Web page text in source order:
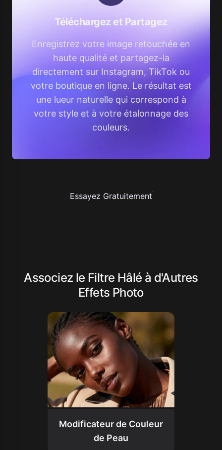
Téléchargez et Partagez
Enregistrez votre image retouchée en
haute qualité et partagez-la
directement sur Instagram, TikTok ou
votre boutique en ligne. Le résultat est
une lueur naturelle qui correspond à
votre style et à votre étalonnage des
couleurs.
Essayez Gratuitement
Associez le Filtre Hâlé à d'Autres
Effets Photo
Modificateur de Couleur
de Peau